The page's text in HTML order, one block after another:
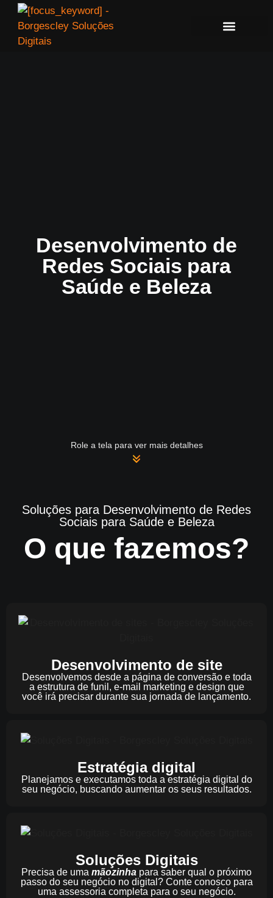
Desenvolvimento de
Redes Sociais para
Saúde e Beleza
Role a tela para ver mais detalhes
Soluções para Desenvolvimento de Redes
Sociais para Saúde e Beleza
O que fazemos?
Desenvolvimento de site
Desenvolvemos desde a página de conversão e toda
a estrutura de funil, e-mail marketing e design que
você irá precisar durante sua jornada de lançamento.
Estratégia digital
Planejamos e executamos toda a estratégia digital do
seu negócio, buscando aumentar os seus resultados.​
Soluções Digitais
Precisa de uma mãozinha para saber qual o próximo
passo do seu negócio no digital? Conte conosco para
uma assessoria completa para o seu negócio.